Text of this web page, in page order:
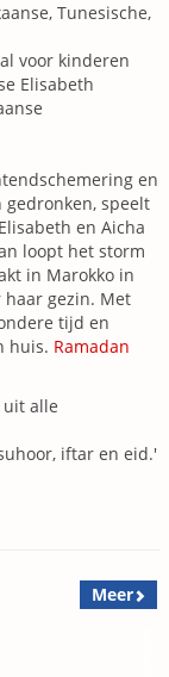
Tunesische,
voor kinderen
Elisabeth
en
speelt
en Aicha
loopt het storm
in Marokko in
haar gezin. Met
tijd en
huis. Ramadan
uit alle
iftar en eid.'
Meer